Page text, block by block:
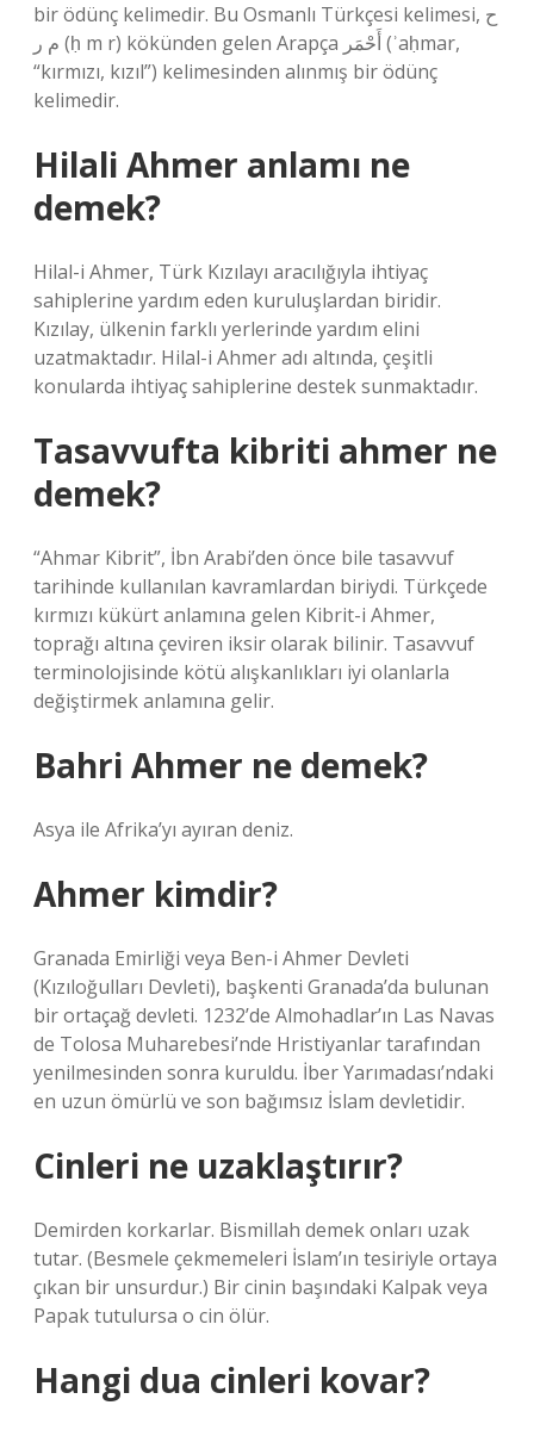
bir ödünç kelimedir. Bu Osmanlı Türkçesi kelimesi, ح
م ر‎ (ḥ m r) kökünden gelen Arapça أَحْمَر‎ (ʾaḥmar,
“kırmızı, kızıl”) kelimesinden alınmış bir ödünç
kelimedir.
Hilali Ahmer anlamı ne
demek?
Hilal-i Ahmer, Türk Kızılayı aracılığıyla ihtiyaç
sahiplerine yardım eden kuruluşlardan biridir.
Kızılay, ülkenin farklı yerlerinde yardım elini
uzatmaktadır. Hilal-i Ahmer adı altında, çeşitli
konularda ihtiyaç sahiplerine destek sunmaktadır.
Tasavvufta kibriti ahmer ne
demek?
“Ahmar Kibrit”, İbn Arabi’den önce bile tasavvuf
tarihinde kullanılan kavramlardan biriydi. Türkçede
kırmızı kükürt anlamına gelen Kibrit-i Ahmer,
toprağı altına çeviren iksir olarak bilinir. Tasavvuf
terminolojisinde kötü alışkanlıkları iyi olanlarla
değiştirmek anlamına gelir.
Bahri Ahmer ne demek?
Asya ile Afrika’yı ayıran deniz.
Ahmer kimdir?
Granada Emirliği veya Ben-i Ahmer Devleti
(Kızıloğulları Devleti), başkenti Granada’da bulunan
bir ortaçağ devleti. 1232’de Almohadlar’ın Las Navas
de Tolosa Muharebesi’nde Hristiyanlar tarafından
yenilmesinden sonra kuruldu. İber Yarımadası’ndaki
en uzun ömürlü ve son bağımsız İslam devletidir.
Cinleri ne uzaklaştırır?
Demirden korkarlar. Bismillah demek onları uzak
tutar. (Besmele çekmemeleri İslam’ın tesiriyle ortaya
çıkan bir unsurdur.) Bir cinin başındaki Kalpak veya
Papak tutulursa o cin ölür.
Hangi dua cinleri kovar?